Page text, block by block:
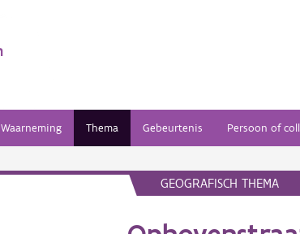
Waarneming Thema Gebeurtenis Persoon of
GEOGRAFISCH THEMA